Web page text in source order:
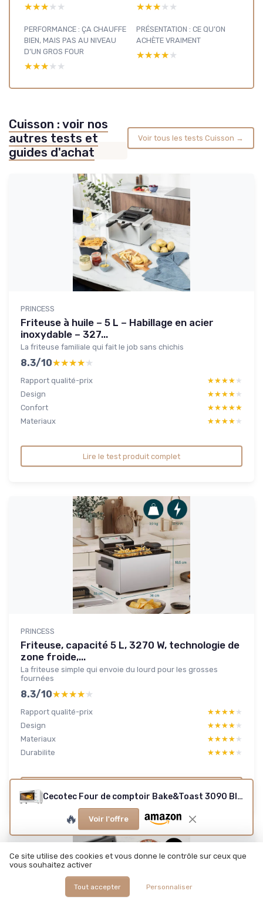
★★★★★
★★★★★ ★★★★★
★★★★★
PERFORMANCE : ÇA CHAUFFE
BIEN, MAIS PAS AU NIVEAU
D’UN GROS FOUR
★★★★★
★★★★★
PRÉSENTATION : CE QU’ON
ACHÈTE VRAIMENT
★★★★★
★★★★★
Cuisson : voir nos
autres tests et
guides d'achat
Voir tous les tests Cuisson →
PRINCESS
Friteuse à huile – 5 L – Habillage en acier
inoxydable – 327...
La friteuse familiale qui fait le job sans chichis
8.3/10★★★★★
★★★★★
Rapport qualité-prix ★★★★★
★★★★★
Design
★★★★★
★★★★★
Confort
★★★★★
★★★★★
Materiaux
★★★★★
★★★★★
Lire le test produit complet
PRINCESS
Friteuse, capacité 5 L, 3270 W, technologie de
zone froide,...
La friteuse simple qui envoie du lourd pour les grosses
fournées
8.3/10★★★★★
★★★★★
Rapport qualité-prix ★★★★★
★★★★★
Design
★★★★★
★★★★★
Materiaux
★★★★★
★★★★★
Durabilite
★★★★★
★★★★★
Cecotec Four de comptoir Bake&Toast 3090 Blanc Gyro, 30 L, 1500 W, 5 fonctions différentes, Comprend une broche rotative, Éclairage intérieur, Bac récupérateur de miettes - 30 L Blanc
🔥 Voir l'offre
Ce site utilise des cookies et vous donne le contrôle sur ceux que
vous souhaitez activer
Tout accepter Personnaliser